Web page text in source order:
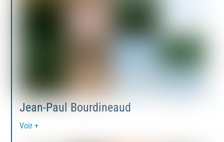
Jean-Paul Bourdineaud
Voir +